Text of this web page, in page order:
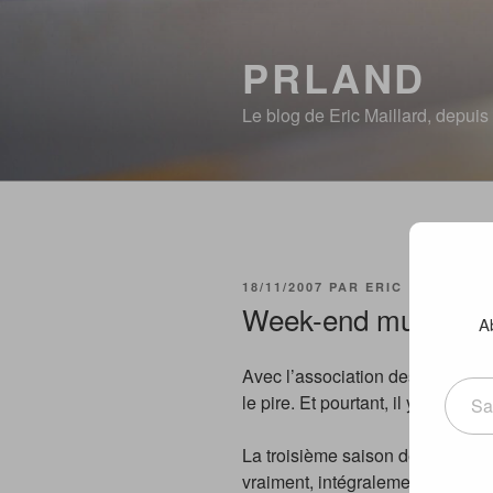
PRLAND
Le blog de Eric Maillard, depuis
PUBLIÉ
18/11/2007 PAR ERIC
Week-end musical
Avec l’association des
le pire. Et pourtant, il y a
La troisième saison de la Star
vraiment, intégralement.
Saisissez votre adresse e-